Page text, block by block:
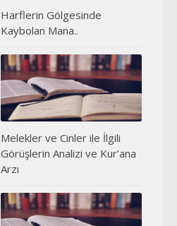
Harflerin Gölgesinde
Kaybolan Mana..
Melekler ve Cinler ile İlgili
Görüşlerin Analizi ve Kur’ana
Arzı